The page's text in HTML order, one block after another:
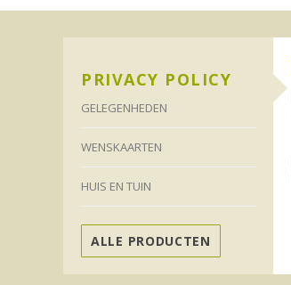
PRIVACY POLICY
GELEGENHEDEN
WENSKAARTEN
HUIS EN TUIN
ALLE PRODUCTEN